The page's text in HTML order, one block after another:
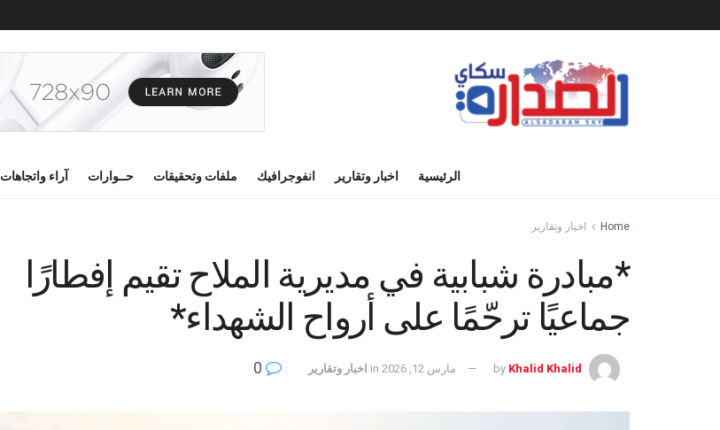
الرئيسية اخبار وتقارير انفوجرافيك ملفات وتحقيقات حــوارات آراء واتجاهات
Home اخبار وتقارير
*مبادرة شبابية في مديرية الملاح تقيم إفطارًا
جماعيًا ترحّمًا على أرواح الشهداء*
by Khalid Khalid مارس 12, 2026 in اخبار وتقارير